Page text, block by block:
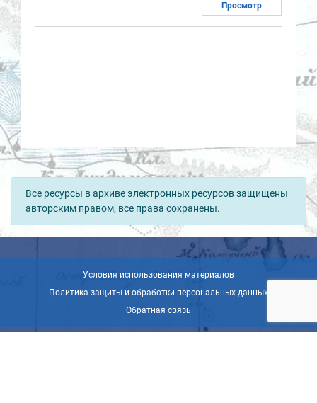
Просмотр
Все ресурсы в архиве электронных ресурсов защищены
авторским правом, все права сохранены.
Условия использования материалов
Политика защиты и обработки персональных данных
Обратная связь